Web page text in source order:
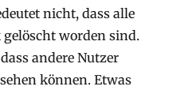
nicht, dass alle
gelöscht worden sind.
andere Nutzer
können. Etwas